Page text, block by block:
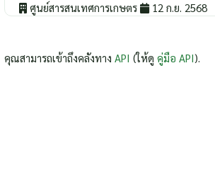
ศูนย์สารสนเทศการเกษตร 12 ก.ย. 2568
คุณสามารถเข้าถึงคลังทาง API (ให้ดู คู่มือ API).